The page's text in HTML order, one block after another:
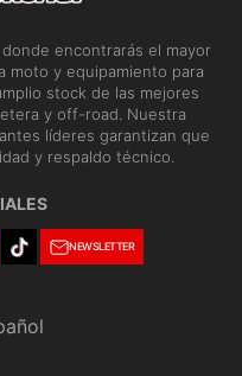
encontrarás el mayor
moto y equipamiento para
stock de las mejores
y off-road. Nuestra
líderes garantizan que
y respaldo técnico.
NEWSLETTER